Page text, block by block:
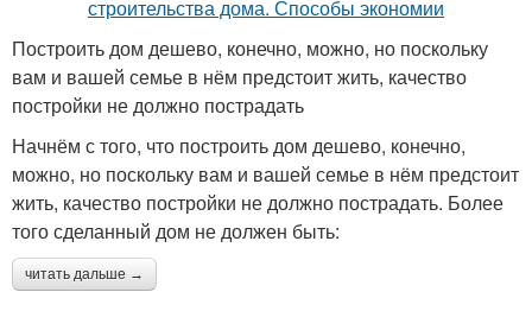
Построить дом дешево, конечно, можно, но поскольку
вам и вашей семье в нём предстоит жить, качество
постройки не должно пострадать
Начнём с того, что построить дом дешево, конечно,
можно, но поскольку вам и вашей семье в нём предстоит
жить, качество постройки не должно пострадать. Более
того сделанный дом не должен быть:
читать дальше →